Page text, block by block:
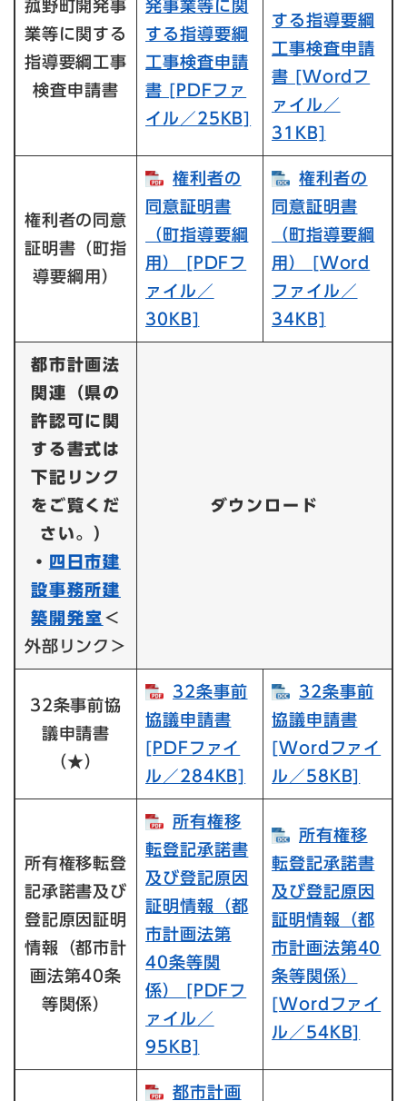
菰野町開発事
業等に関する
指導要綱工事
検査申請書
発事業等に関
する指導要綱
工事検査申請
書​ [PDFファ
イル／25KB]
する指導要綱
工事検査申請
書​ [Wordフ
ァイル／
31KB]
権利者の同意
証明書（町指
導要綱用）
権利者の
同意証明書
（町指導要綱
用）​ [PDFフ
ァイル／
30KB]
権利者の
同意証明書
（町指導要綱
用）​ [Word
ファイル／
34KB]
都市計画法
関連 （県の
許認可に関
する書式は
下記リンク
をご覧くだ
さい。）
・
四日市建
設事務所建
築開発室 ＜
外部リンク＞
ダウンロード
32条事前協
議申請書
（★）
32条事前
協議申請書​
[PDFファイ
ル／284KB]
32条事前
協議申請書​
[Wordファイ
ル／58KB]
所有権移転登
記承諾書及び
登記原因証明
情報（都市計
画法第40条
等関係）
所有権移
転登記承諾書
及び登記原因
証明情報（都
市計画法第
40条等関
係）​ [PDFフ
ァイル／
95KB]
所有権移
転登記承諾書
及び登記原因
証明情報（都
市計画法第40
条等関係）​
[Wordファイ
ル／54KB]
都市計画